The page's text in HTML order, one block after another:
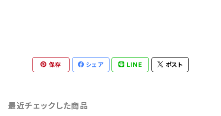
保存 シェア LINE ポスト
最近チェックした商品